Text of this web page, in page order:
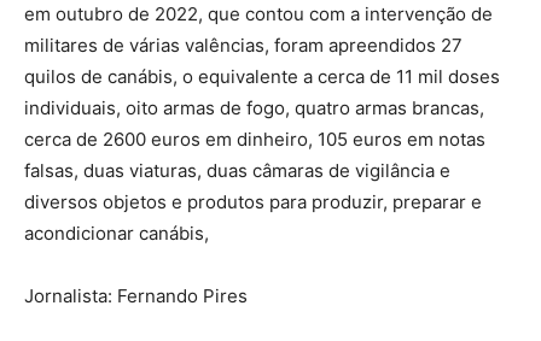
em outubro de 2022, que contou com a intervenção de
militares de várias valências, foram apreendidos 27
quilos de canábis, o equivalente a cerca de 11 mil doses
individuais, oito armas de fogo, quatro armas brancas,
cerca de 2600 euros em dinheiro, 105 euros em notas
falsas, duas viaturas, duas câmaras de vigilância e
diversos objetos e produtos para produzir, preparar e
acondicionar canábis,
Jornalista: Fernando Pires